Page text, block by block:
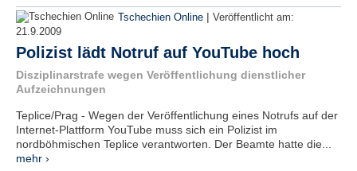
Tschechien Online | Veröffentlicht am:
21.9.2009
Polizist lädt Notruf auf YouTube hoch
Disziplinarstrafe wegen Veröffentlichung dienstlicher
Aufzeichnungen
Teplice/Prag - Wegen der Veröffentlichung eines Notrufs auf der
Internet-Plattform YouTube muss sich ein Polizist im
nordböhmischen Teplice verantworten. Der Beamte hatte die...
mehr ›